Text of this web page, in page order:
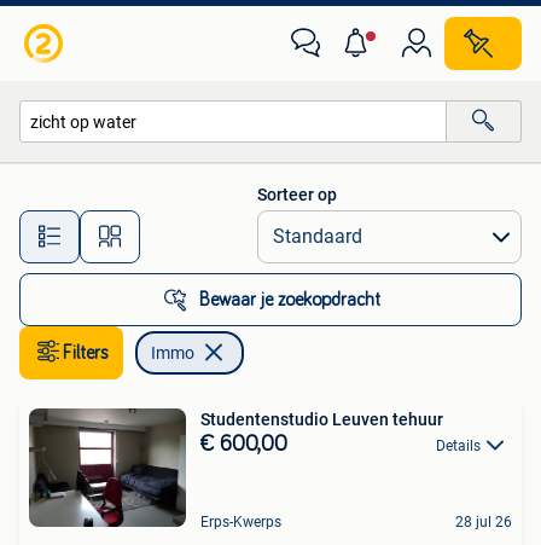
Alle afstanden…
Sorteer op
Bewaar je zoekopdracht
Filters Immo
Studentenstudio Leuven tehuur
€ 600,00 Details
Erps-Kwerps 28 jul 26